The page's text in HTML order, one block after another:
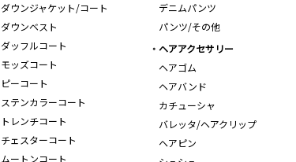
ダウンジャケット/コート
ダウンベスト
ダッフルコート
モッズコート
ピーコート
ステンカラーコート
トレンチコート
チェスターコート
ムートンコート
デニムパンツ
パンツ/その他
ヘアアクセサリー
ヘアゴム
ヘアバンド
カチューシャ
バレッタ/ヘアクリップ
ヘアピン